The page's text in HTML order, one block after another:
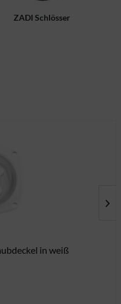
ZADI Schlösser
in weiß